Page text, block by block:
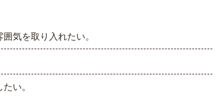
気を取り入れたい。
い。